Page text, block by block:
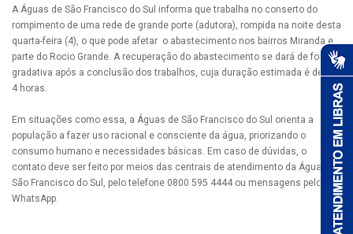
A Águas de São Francisco do Sul informa que trabalha no conserto do
rompimento de uma rede de grande porte (adutora), rompida na noite desta
quarta-feira (4), o que pode afetar o abastecimento nos bairros Miranda e
parte do Rocio Grande. A recuperação do abastecimento se dará de forma
gradativa após a conclusão dos trabalhos, cuja duração estimada é de até
4 horas.
Em situações como essa, a Águas de São Francisco do Sul orienta a
população a fazer uso racional e consciente da água, priorizando o
consumo humano e necessidades básicas. Em caso de dúvidas, o
contato deve ser feito por meios das centrais de atendimento da Águas d
São Francisco do Sul, pelo telefone 0800 595 4444 ou mensagens pelo
WhatsApp.